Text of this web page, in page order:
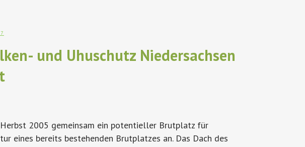
und Uhuschutz Niedersachsen
2005 gemeinsam ein potentieller Brutplatz für
eines bereits bestehenden Brutplatzes an. Das Dach des